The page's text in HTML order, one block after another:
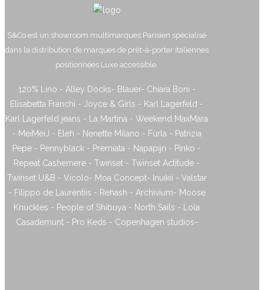
S&Co est un showroom multimarques Parisien spécialisé
dans la distribution de marques de prêt-à-porter italiennes
positionnées Luxe accessible.
120% Lino - Alley Docks- Blauer- Chiara Boni -
Elisabetta Franchi - Joyce & Girls - Karl Lagerfeld -
Karl Lagerfeld jeans - La Martina - Weekend MaxMara
- MeiMeiJ - Eleh - Nenette Milano - Furla - Patrizia
Pepe - Pennyblack - Premiata - Napapijri - Pinko -
Repeat Cashemere - Twinset - Twinset Actitude -
Twinset U&B - Vicolo- Moa Concept- Inuikii - Valstar
- Filippo de Laurentiis - Rehash - Archivium- Moose
Knuckles - People of Shibuya - North Sails - Lola
Casademunt - Pro Keds - Copenhagen studios-